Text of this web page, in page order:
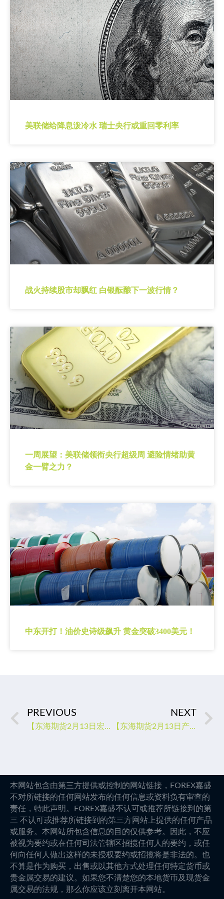
美联储给降息泼冷水 瑞士央行或重回零利率
战火持续股市却飘红 白银酝酿下一波行情？
一周展望：美联储领衔央行超级周 避险情绪助黄
金一臂之力？
中东开打！油价史诗级飙升 黄金突破3400美元！
PREVIOUS
【东海期货2月13日宏观金融日报】中国1月金融数据大幅好于预期
NEXT
【东海期货2月13日产业链日报】贵金属篇：美联储官员发言偏鸽，金银震荡
本网站包含由第三方提供或控制的网站链接，FOREX嘉盛
不对所链接的任何网站发布的任何信息或资料负有审查的
责任，特此声明。FOREX嘉盛不认可或推荐所链接到的第
三 不认可或推荐所链接到的第三方网站上提供的任何产品
或服务。本网站所包含信息的目的仅供参考。因此，不应
被视为要约或在任何司法管辖区招揽任何人的要约，或任
何向任何人做出这样的未授权要约或招揽将是非法的。也
不算是作为购买，出售或以其他方式处理任何特定货币或
贵金属交易的建议。如果您不清楚您的本地货币及现货金
属交易的法规，那么你应该立刻离开本网站。